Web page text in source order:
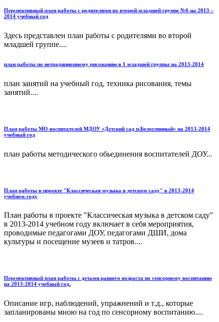
Перспективный план работы с родителями во второй младшей группе №6 на 2013 –
2014 учебный год
Здесь представлен план работы с родителями во второй
младшей группе....
план работы по нетрадиционному рисованию в 1 младшей группы на 2013-2014
план занятий на учебный год, техника рисования, темы
занятий....
План работы МО воспитателей МДОУ «Детский сад п.Белоглинный» на 2013-2014
учебный год
план работы методического обьединения воспитателей ДОУ...
План работы в проекте "Классическая музыка в детском саду" в 2013-2014
учебном году
План работы в проекте "Классическая музыка в детском саду"
в 2013-2014 учебном году включает в себя мероприятия,
проводимые педагогами ДОУ, педагогами ДШИ, дома
культуры и посещение музеев и татров....
Перспективный план работы с детьми раннего возраста по сенсорному воспитанию
на 2013-2014 учебный год.
Описание игр, наблюдений, упражнений и т.д., которые
запланированы мною на год по сенсорному воспитанию....